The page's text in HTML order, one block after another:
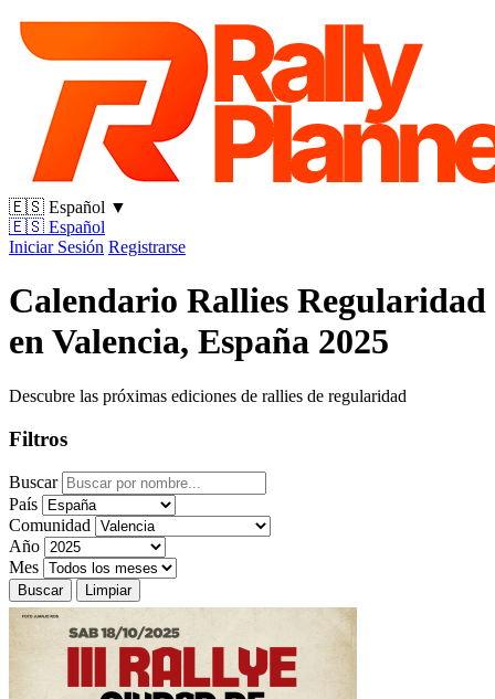
🇪🇸 Español ▼
🇪🇸 Español
Iniciar Sesión Registrarse
Calendario Rallies Regularidad
en Valencia, España 2025
Descubre las próximas ediciones de rallies de regularidad
Filtros
Buscar
País
Comunidad
Año
Mes
Buscar Limpiar